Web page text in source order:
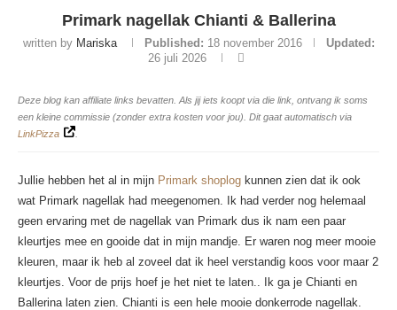
Primark nagellak Chianti & Ballerina
written by Mariska Published: 18 november 2016
Updated:
26 juli 2026
Deze blog kan affiliate links bevatten. Als jij iets koopt via die link, ontvang ik soms
een kleine commissie (zonder extra kosten voor jou). Dit gaat automatisch via
LinkPizza
Jullie hebben het al in mijn Primark shoplog kunnen zien dat ik ook
wat Primark nagellak had meegenomen. Ik had verder nog helemaal
geen ervaring met de nagellak van Primark dus ik nam een paar
kleurtjes mee en gooide dat in mijn mandje. Er waren nog meer mooie
kleuren, maar ik heb al zoveel dat ik heel verstandig koos voor maar 2
kleurtjes. Voor de prijs hoef je het niet te laten.. Ik ga je Chianti en
Ballerina laten zien. Chianti is een hele mooie donkerrode nagellak.